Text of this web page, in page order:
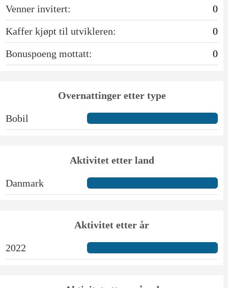
Venner invitert:
0
Kaffer kjøpt til utvikleren:
0
Bonuspoeng mottatt:
0
Overnattinger etter type
Bobil
Aktivitet etter land
Danmark
Aktivitet etter år
2022